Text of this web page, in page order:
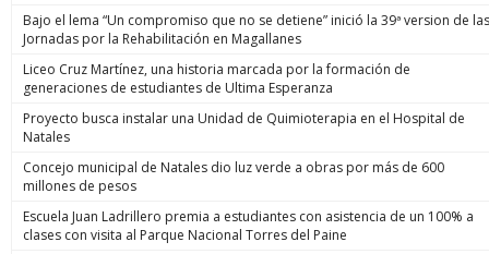
Bajo el lema “Un compromiso que no se detiene” inició la 39ª version de las
Jornadas por la Rehabilitación en Magallanes
Liceo Cruz Martínez, una historia marcada por la formación de
generaciones de estudiantes de Ultima Esperanza
Proyecto busca instalar una Unidad de Quimioterapia en el Hospital de
Natales
Concejo municipal de Natales dio luz verde a obras por más de 600
millones de pesos
Escuela Juan Ladrillero premia a estudiantes con asistencia de un 100% a
clases con visita al Parque Nacional Torres del Paine